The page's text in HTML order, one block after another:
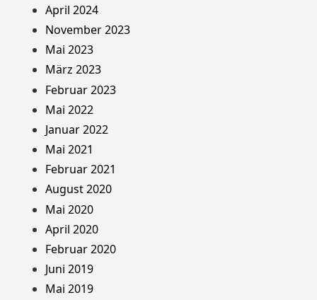
April 2024
November 2023
Mai 2023
März 2023
Februar 2023
Mai 2022
Januar 2022
Mai 2021
Februar 2021
August 2020
Mai 2020
April 2020
Februar 2020
Juni 2019
Mai 2019